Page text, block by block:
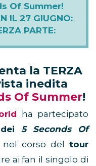
Of Summer!
IL 27 GIUGNO:
PARTE:
la TERZA
inedita
Of Summer!
ha partecipato
5 Seconds Of
nel corso del tour
ai fan il singolo di